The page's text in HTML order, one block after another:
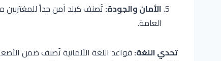
الأمان والجودة: تُصنف كبلد آمن جداً
العامة.
تحدي اللغة: قواعد اللغة الألمانية تُصنف ضمن